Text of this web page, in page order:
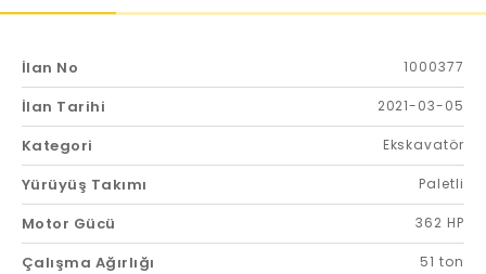
İlan No 1000377
İlan Tarihi 2021-03-05
Kategori Ekskavatör
Yürüyüş Takımı Paletli
Motor Gücü 362 HP
Çalışma Ağırlığı 51 ton